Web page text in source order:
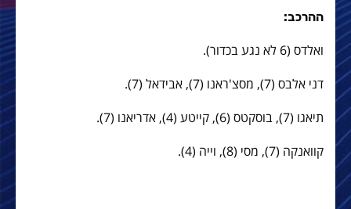
ההרכב:
ואלדס (6 לא נגע בכדור).
דני אלבס (7), מסצ'ראנו (7), אבידאל (7).
תיאגו (7), בוסקטס (6), קייטע (4), אדריאנו (7).
קוואנקה (7), מסי (8), וייה (4).